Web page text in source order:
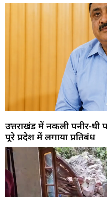
उत्तराखंड में नकली पनीर-घी
पूरे प्रदेश में लगाया प्रतिबंध